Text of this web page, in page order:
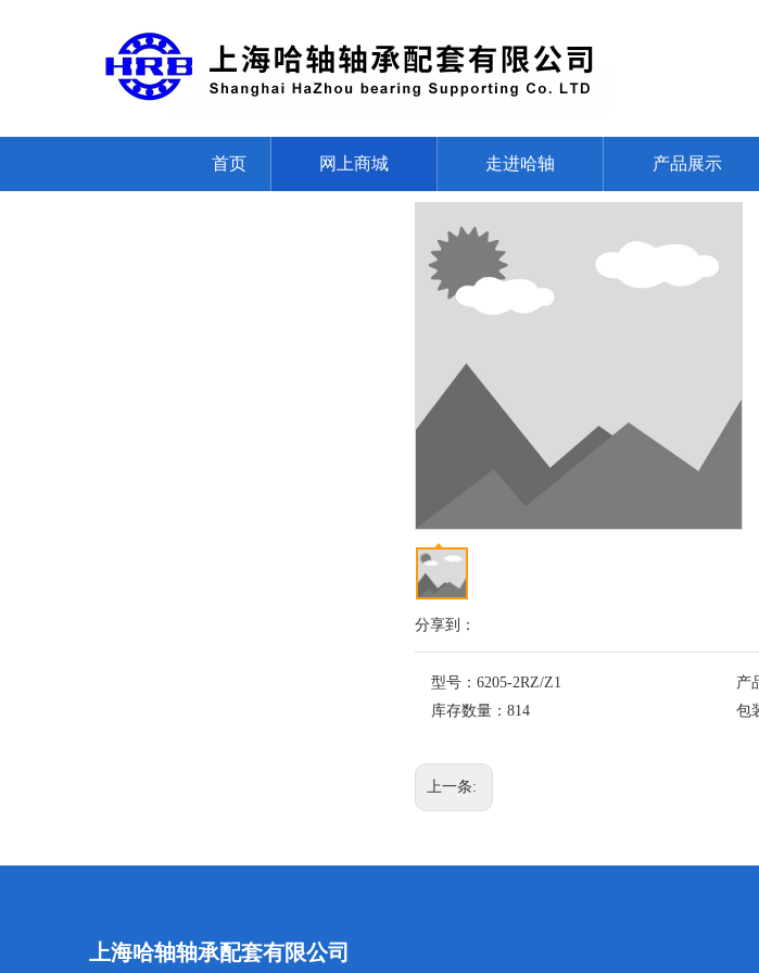
首页 网上商城 走进哈轴 产品展示
分享到：
型号： 6205-2RZ/Z1 产
库存数量： 814 包
上一条:
上海哈轴轴承配套有限公司